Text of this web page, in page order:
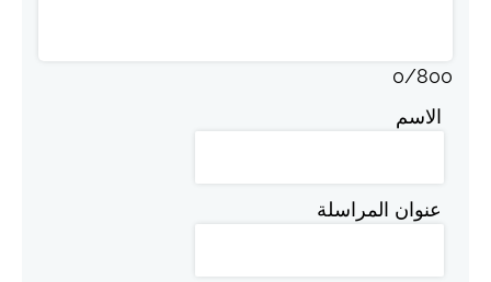
0/800
الاسم
عنوان المراسلة